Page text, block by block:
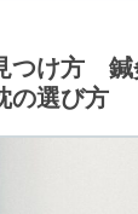
つけ方 鍼
の選び方